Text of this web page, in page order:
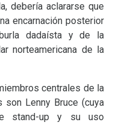
debería aclararse que
encarnación posterior
dadaísta y de la
norteamericana de la
centrales de la
son Lenny Bruce (cuya
stand-up y su uso